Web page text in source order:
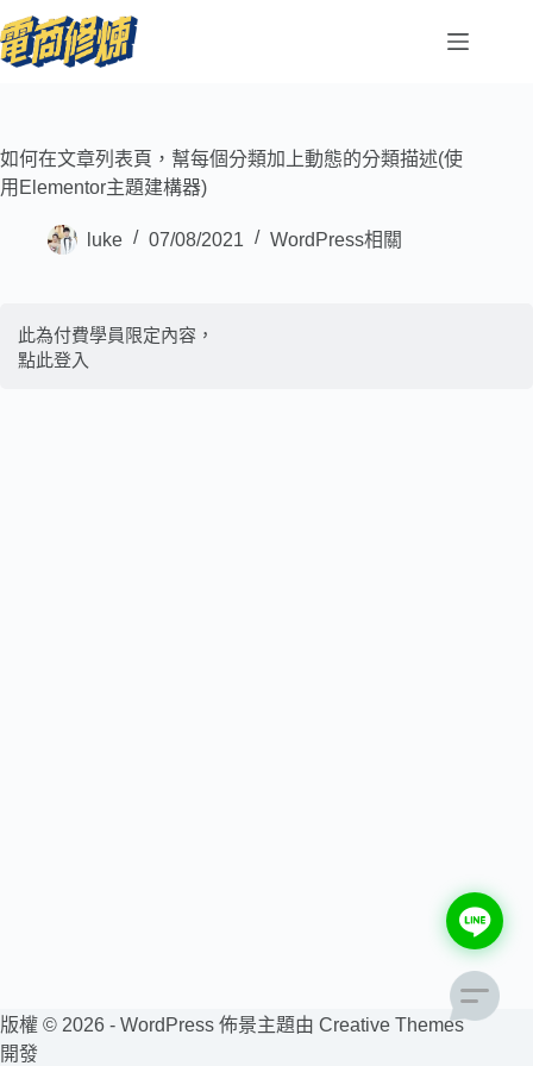
如何在文章列表頁，幫每個分類加上動態的分類描述(使
用Elementor主題建構器)
luke 07/08/2021 WordPress相關
此為付費學員限定內容，
點此登入
版權 © 2026 - WordPress 佈景主題由 Creative Themes
開發